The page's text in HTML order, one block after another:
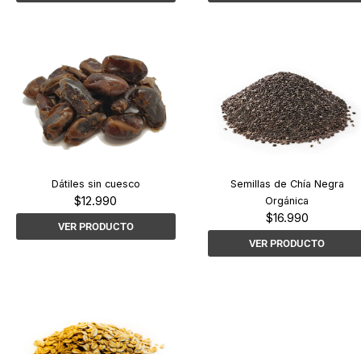
Dátiles sin cuesco
$12.990
VER PRODUCTO
Semillas de Chía Negra
Orgánica
$16.990
VER PRODUCTO